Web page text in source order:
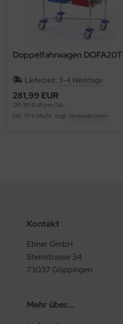
Doppelfahrwagen DOFA20T
Lieferzeit: 3-4 Werktage
281,99 EUR
281,99 EUR pro Stk.
inkl. 19 % MwSt. zzgl. Versandkosten
Kontakt
Ebner GmbH
Steinstrasse 34
73037 Göppingen
Mehr über...